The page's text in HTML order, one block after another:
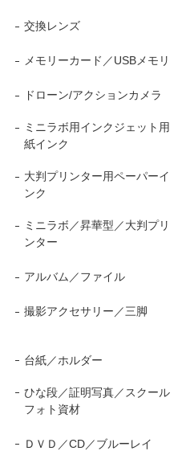
交換レンズ
メモリーカード／USBメモリ
ドローン/アクションカメラ
ミニラボ用インクジェット用
紙インク
大判プリンター用ペーパーイ
ンク
ミニラボ／昇華型／大判プリ
ンター
アルバム／ファイル
撮影アクセサリー／三脚
台紙／ホルダー
ひな段／証明写真／スクール
フォト資材
ＤＶＤ／CD／ブルーレイ